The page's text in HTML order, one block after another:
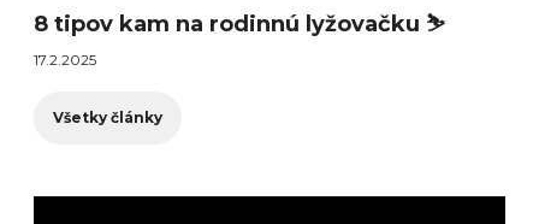
8 tipov kam na rodinnú lyžovačku ⛷️
17.2.2025
Všetky články